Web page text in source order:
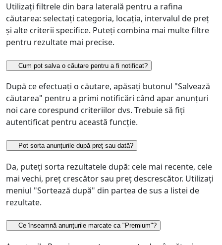
Utilizați filtrele din bara laterală pentru a rafina
căutarea: selectați categoria, locația, intervalul de preț
și alte criterii specifice. Puteți combina mai multe filtre
pentru rezultate mai precise.
Cum pot salva o căutare pentru a fi notificat?
După ce efectuați o căutare, apăsați butonul "Salvează
căutarea" pentru a primi notificări când apar anunțuri
noi care corespund criteriilor dvs. Trebuie să fiți
autentificat pentru această funcție.
Pot sorta anunțurile după preț sau dată?
Da, puteți sorta rezultatele după: cele mai recente, cele
mai vechi, preț crescător sau preț descrescător. Utilizați
meniul "Sortează după" din partea de sus a listei de
rezultate.
Ce înseamnă anunțurile marcate ca "Premium"?